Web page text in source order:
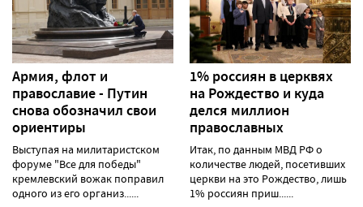
Армия, флот и
православие - Путин
снова обозначил свои
ориентиры
Выступая на милитаристском
форуме "Все для победы"
кремлевский вожак поправил
одного из его организ......
1% россиян в церквях
на Рождество и куда
делся миллион
православных
Итак, по данным МВД РФ о
количестве людей, посетивших
церкви на это Рождество, лишь
1% россиян приш......